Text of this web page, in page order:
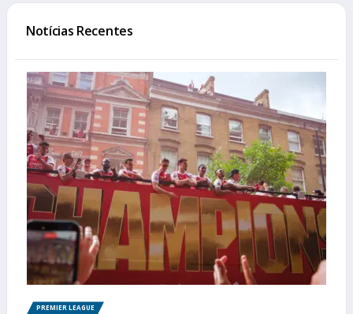
Notícias Recentes
PREMIER LEAGUE